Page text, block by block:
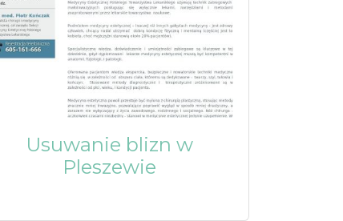
Usuwanie blizn w
Pleszewie